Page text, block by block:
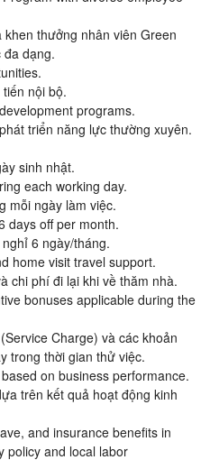
thưởng nhân viên Green
dạng.
nội bộ.
programs.
triển năng lực thường xuyên.
sinh nhật.
each working day.
mỗi ngày làm việc.
days off per month.
6 ngày/tháng.
home visit travel support.
chi phí đi lại khi về thăm nhà.
bonuses applicable during the
Charge) và các khoản
trong thời gian thử việc.
on business performance.
trên kết quả hoạt động kinh
and insurance benefits in
policy and local labor